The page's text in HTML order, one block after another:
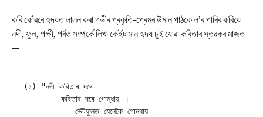
কবি কোঁৱৰে হৃদয়ত লালন কৰা গভীৰ প্ৰকৃতি-প্ৰেমৰ উমান পাঠকে ল’ব পাৰিব কবিয়ে
নদী, ফুল, পক্ষী, পৰ্বত সম্পৰ্কে লিখা কেইটামান হৃদয় চুই যোৱা কবিতাৰ স্তৱকৰ মাজত
—
(১) "নদী কবিতাৰ দৰে
	কবিতাৰ দৰে গোন্ধায় ।
           ভেঁটফুলত যেনেকৈ গোন্ধায়